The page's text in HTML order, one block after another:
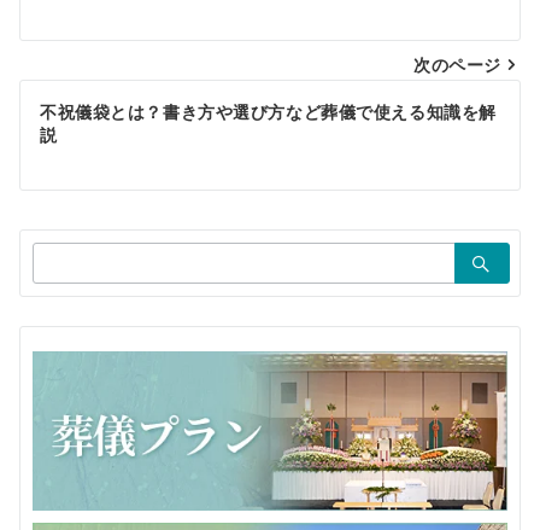
ナ
ビ
ゲ
ー
シ
ョ
ン
次のページ
不祝儀袋とは？書き方や選び方など葬儀で使える知識を解
説
索：